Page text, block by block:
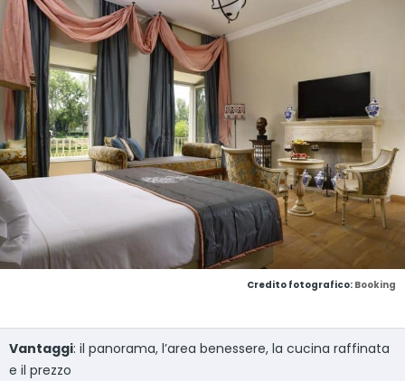
Credito fotografico: Booking
Vantaggi: il panorama, l’area benessere, la cucina raffinata
e il prezzo